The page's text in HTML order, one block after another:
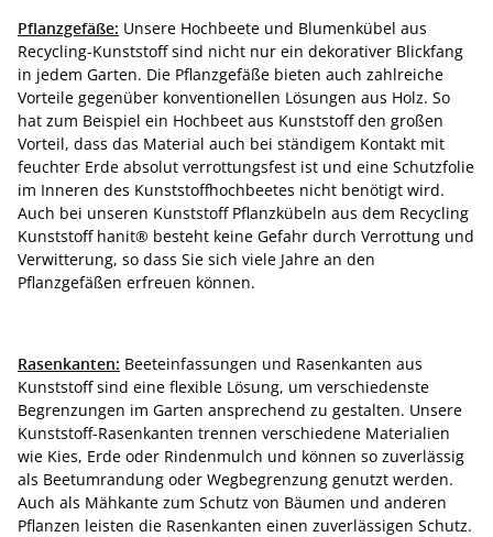
Pflanzgefäße: Unsere Hochbeete und Blumenkübel aus
Recycling-Kunststoff sind nicht nur ein dekorativer Blickfang
in jedem Garten. Die Pflanzgefäße bieten auch zahlreiche
Vorteile gegenüber konventionellen Lösungen aus Holz. So
hat zum Beispiel ein Hochbeet aus Kunststoff den großen
Vorteil, dass das Material auch bei ständigem Kontakt mit
feuchter Erde absolut verrottungsfest ist und eine Schutzfolie
im Inneren des Kunststoffhochbeetes nicht benötigt wird.
Auch bei unseren Kunststoff Pflanzkübeln aus dem Recycling
Kunststoff hanit® besteht keine Gefahr durch Verrottung und
Verwitterung, so dass Sie sich viele Jahre an den
Pflanzgefäßen erfreuen können.
Rasenkanten: Beeteinfassungen und Rasenkanten aus
Kunststoff sind eine flexible Lösung, um verschiedenste
Begrenzungen im Garten ansprechend zu gestalten. Unsere
Kunststoff-Rasenkanten trennen verschiedene Materialien
wie Kies, Erde oder Rindenmulch und können so zuverlässig
als Beetumrandung oder Wegbegrenzung genutzt werden.
Auch als Mähkante zum Schutz von Bäumen und anderen
Pflanzen leisten die Rasenkanten einen zuverlässigen Schutz.